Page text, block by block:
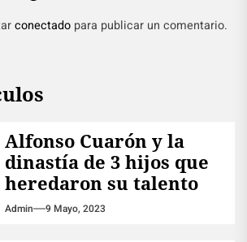
conectado para publicar un comentario.
Alfonso Cuarón y la
dinastía de 3 hijos que
heredaron su talento
Admin 9 Mayo, 2023